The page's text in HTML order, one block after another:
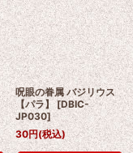
呪眼の眷属 バジリウス
【パラ】 [DBIC-
JP030]
30円(税込)